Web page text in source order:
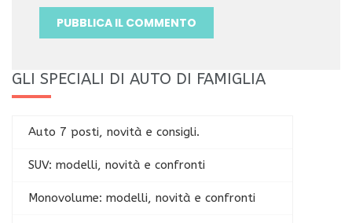
GLI SPECIALI DI AUTO DI FAMIGLIA
Auto 7 posti, novità e consigli.
SUV: modelli, novità e confronti
Monovolume: modelli, novità e confronti